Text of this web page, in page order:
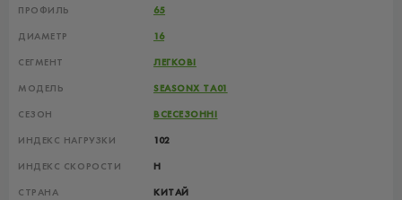
ПРОФИЛЬ 65
ДИАМЕТР 16
СЕГМЕНТ ЛЕГКОВІ
МОДЕЛЬ SEASONX TA01
СЕЗОН ВСЕСЕЗОННІ
ИНДЕКС НАГРУЗКИ 102
ИНДЕКС СКОРОСТИ H
СТРАНА КИТАЙ